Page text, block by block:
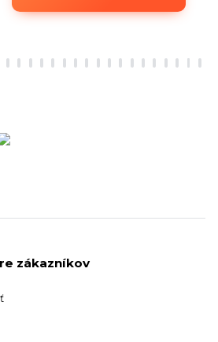
zákazníkov